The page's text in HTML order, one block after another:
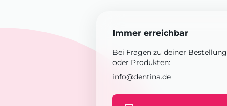
Immer erreichbar
Bei Fragen zu deiner Bestellung
oder Produkten:
info@dentina.de